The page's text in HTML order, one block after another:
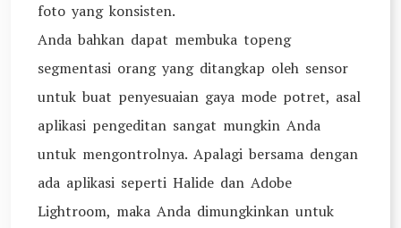
foto yang konsisten.
Anda bahkan dapat membuka topeng
segmentasi orang yang ditangkap oleh sensor
untuk buat penyesuaian gaya mode potret, asal
aplikasi pengeditan sangat mungkin Anda
untuk mengontrolnya. Apalagi bersama dengan
ada aplikasi seperti Halide dan Adobe
Lightroom, maka Anda dimungkinkan untuk